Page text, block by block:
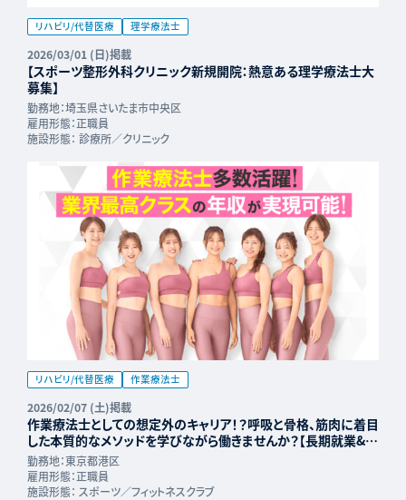
リハビリ/代替医療 理学療法士
2026/03/01 (日)掲載
【スポーツ整形外科クリニック新規開院：熱意ある理学療法士大
募集】
勤務地：埼玉県さいたま市中央区
雇用形態：正職員
施設形態： 診療所／クリニック
リハビリ/代替医療 作業療法士
2026/02/07 (土)掲載
作業療法士としての想定外のキャリア！？呼吸と骨格、筋肉に着目
した本質的なメソッドを学びながら働きませんか？【長期就業&年
収UP可能】
勤務地：東京都港区
雇用形態：正職員
施設形態： スポーツ／フィットネスクラブ